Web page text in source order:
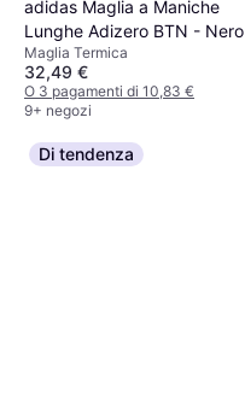
adidas Maglia a Maniche
Lunghe Adizero BTN - Nero
Maglia Termica
32,49 €
O 3 pagamenti di 10,83 €
9+ negozi
Di tendenza